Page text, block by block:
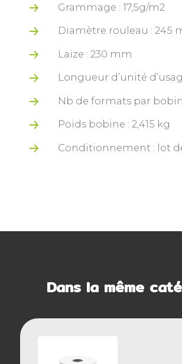
Grammage : 17,5g/m2
Diamètre rouleau : 245
Laize : 230 mm
Longueur d’unité
Nb de formats par
Poids bobine : 2,415 kg
Conditionnement : lot
Dans la même